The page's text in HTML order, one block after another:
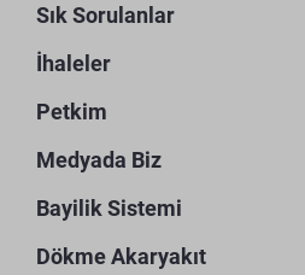
Sık Sorulanlar
İhaleler
Petkim
Medyada Biz
Bayilik Sistemi
Dökme Akaryakıt